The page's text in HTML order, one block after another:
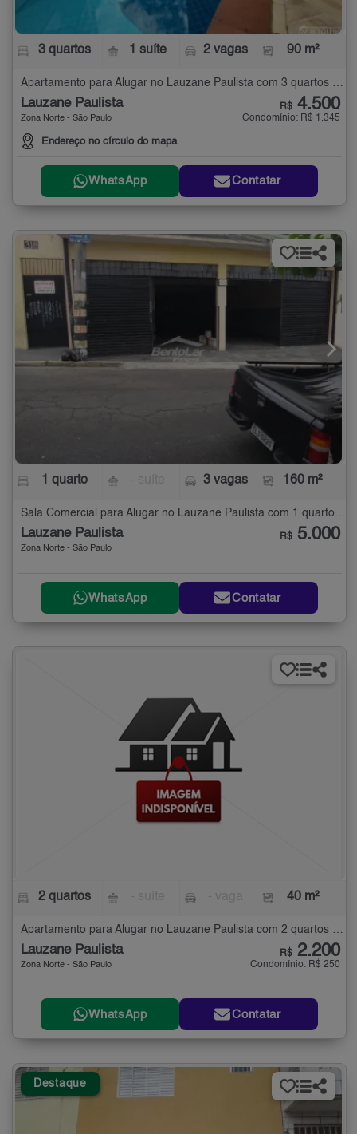
3 quartos 1 suíte 2 vagas 90 m²
Lauzane Paulista
Zona Norte - São Paulo
Endereço no círculo do mapa
R$ 4.500
Condomínio: R$ 1.345
WhatsApp Contatar
1 quarto 3 vagas 160 m²
Sala Comercial para Alugar no Lauzane Paulista com 1 quarto - 160 m²
Lauzane Paulista
Zona Norte - São Paulo
R$ 5.000
WhatsApp Contatar
2 quartos 40 m²
Apartamento para Alugar no Lauzane Paulista com 2 quartos - 40 m²
Lauzane Paulista
Zona Norte - São Paulo
R$ 2.200
Condomínio: R$ 250
WhatsApp Contatar
Destaque